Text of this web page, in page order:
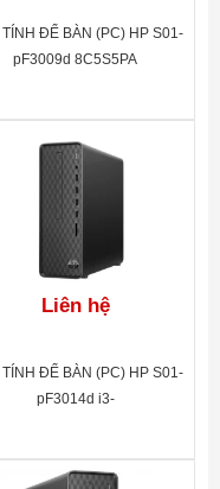
TÍNH ĐỂ BÀN (PC) HP S01-
pF3009d 8C5S5PA
Liên hệ
TÍNH ĐỂ BÀN (PC) HP S01-
pF3014d i3-
ĐEN(A00B0PA)